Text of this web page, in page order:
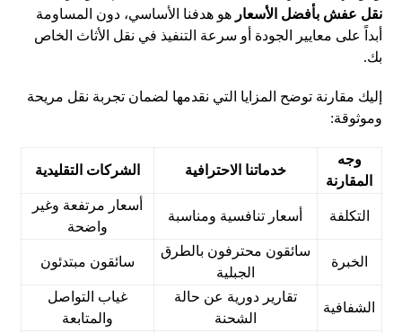
نقل عفش بأفضل الأسعار هو هدفنا الأساسي، دون المساومة
أبداً على معايير الجودة أو سرعة التنفيذ في نقل الأثاث الخاص
بك.
إليك مقارنة توضح المزايا التي نقدمها لضمان تجربة نقل مريحة
وموثوقة:
وجه
المقارنة
خدماتنا الاحترافية الشركات التقليدية
التكلفة أسعار تنافسية ومناسبة
أسعار مرتفعة وغير
واضحة
الخبرة
سائقون محترفون بالطرق
الجبلية
سائقون مبتدئون
الشفافية
تقارير دورية عن حالة
الشحنة
غياب التواصل
والمتابعة